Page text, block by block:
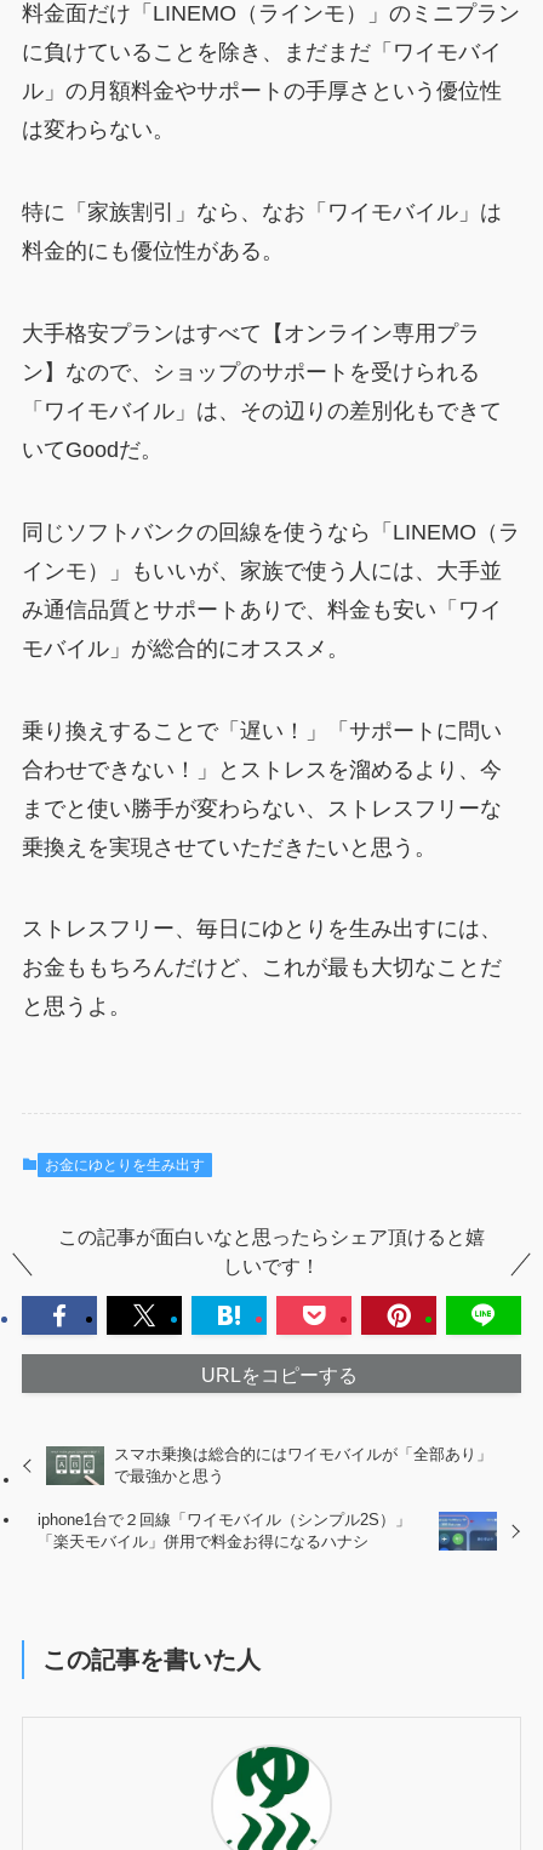
料金面だけ「LINEMO（ラインモ）」のミニプラン
に負けていることを除き、まだまだ「ワイモバイ
ル」の月額料金やサポートの手厚さという優位性
は変わらない。
特に「家族割引」なら、なお「ワイモバイル」は
料金的にも優位性がある。
大手格安プランはすべて【オンライン専用プラ
ン】なので、ショップのサポートを受けられる
「ワイモバイル」は、その辺りの差別化もできて
いてGoodだ。
同じソフトバンクの回線を使うなら「LINEMO（ラ
インモ）」もいいが、家族で使う人には、大手並
み通信品質とサポートありで、料金も安い「ワイ
モバイル」が総合的にオススメ。
乗り換えすることで「遅い！」「サポートに問い
合わせできない！」とストレスを溜めるより、今
までと使い勝手が変わらない、ストレスフリーな
乗換えを実現させていただきたいと思う。
ストレスフリー、毎日にゆとりを生み出すには、
お金ももちろんだけど、これが最も大切なことだ
と思うよ。
お金にゆとりを生み出す
この記事が面白いなと思ったらシェア頂けると嬉
しいです！
URLをコピーする
スマホ乗換は総合的にはワイモバイルが「全部あり」
で最強かと思う
iphone1台で２回線「ワイモバイル（シンプル2S）」
「楽天モバイル」併用で料金お得になるハナシ
この記事を書いた人